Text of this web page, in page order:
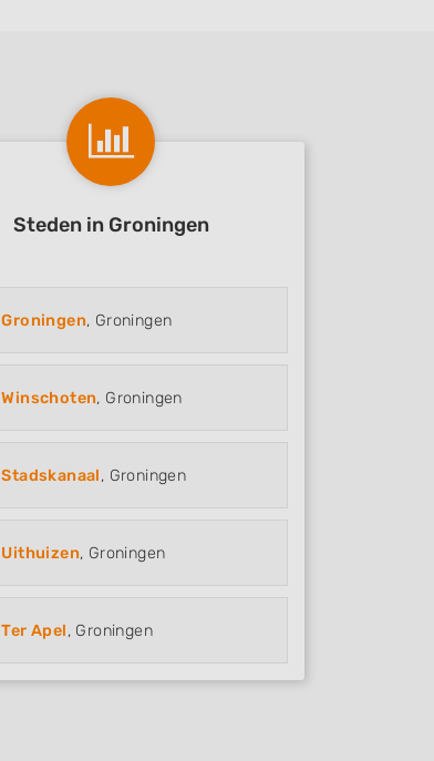
Steden in Groningen
Groningen, Groningen
Winschoten, Groningen
Stadskanaal, Groningen
Uithuizen, Groningen
Ter Apel, Groningen